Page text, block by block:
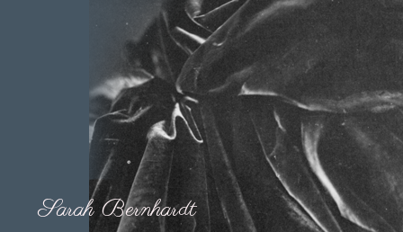
Sarah Bernhardt